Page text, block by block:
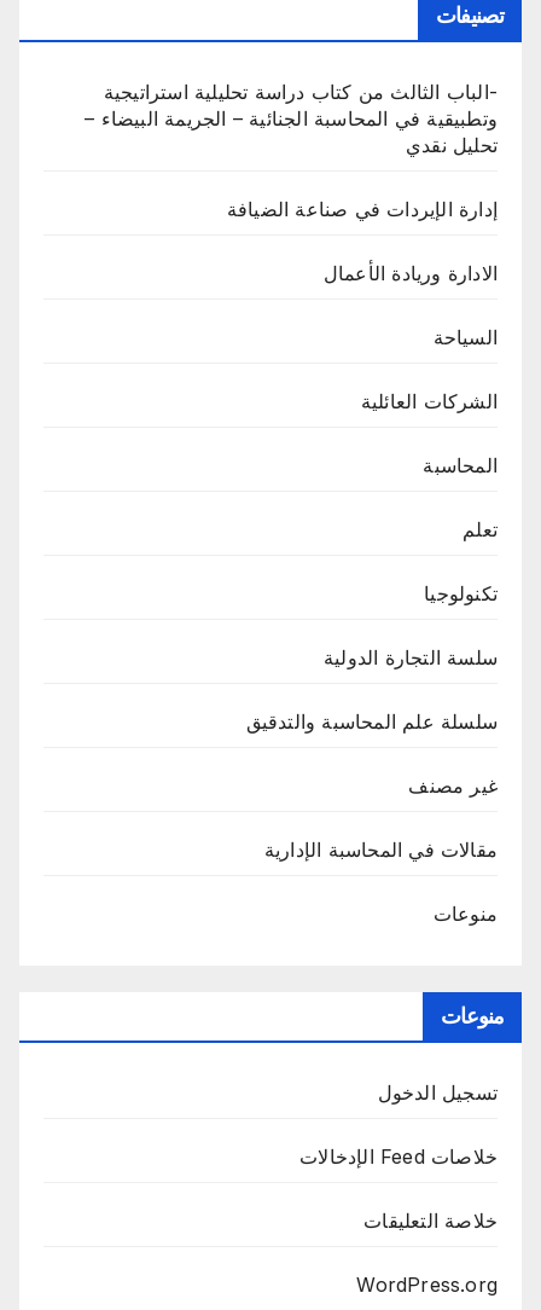
تصنيفات
-الباب الثالث من كتاب دراسة تحليلية استراتيجية
وتطبيقية في المحاسبة الجنائية – الجريمة البيضاء –
تحليل نقدي
إدارة الإيردات في صناعة الضيافة
الادارة وريادة الأعمال
السياحة
الشركات العائلية
المحاسبة
تعلم
تكنولوجيا
سلسة التجارة الدولية
سلسلة علم المحاسبة والتدقيق
غير مصنف
مقالات في المحاسبة الإدارية
منوعات
منوعات
تسجيل الدخول
خلاصات Feed الإدخالات
خلاصة التعليقات
WordPress.org